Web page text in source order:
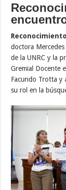
doctora
de la UNRC y la
Gremial Docente
Facundo Trotta y
su rol en la